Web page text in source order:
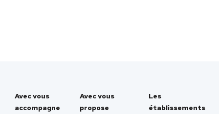
Avec vous
accompagne
Avec vous
propose
Les
établissements